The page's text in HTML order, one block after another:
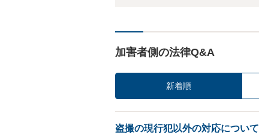
加害者側の法律Q&A
新着順
盗撮の現行犯以外の対応について